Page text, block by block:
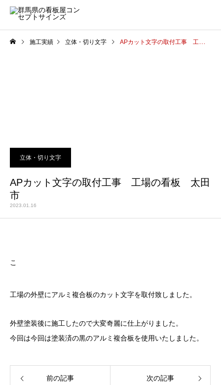
施工実績 立体・切り文字 APカット文字の取付工事 工場の看板 太田市
立体・切り文字
APカット文字の取付工事 工場の看板 太田
市
2023.01.16
こ
工場の外壁にアルミ複合板のカット文字を取付致しました。
外壁塗装後に施工したので大変奇麗に仕上がりました。
今回は今回は塗装済の黒のアルミ複合板を使用いたしました。
前の記事 次の記事